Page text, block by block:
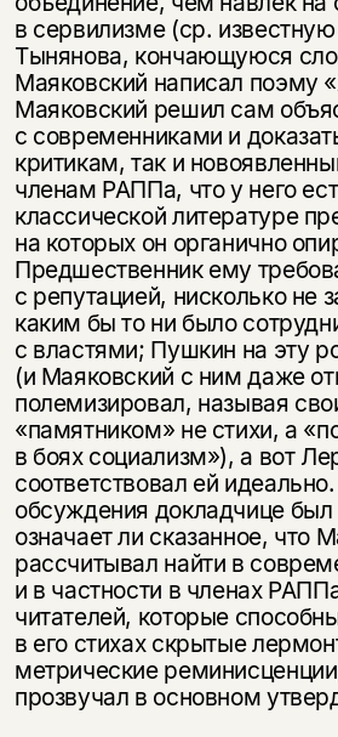
в сервилизме (ср.
Тынянова, кончающуюся
Маяковский написал поэму
Маяковский решил сам
с современниками и
критикам, так и
членам РАППа, что у него
классической литературе
на которых он органично
Предшественник ему
с репутацией, нисколько не
каким бы то ни было
с властями; Пушкин на эту
(и Маяковский с ним даже
полемизировал, называя
«памятником» не стихи, а
в боях социализм»), а вот
соответствовал ей
обсуждения докладчице был
означает ли сказанное, что
рассчитывал найти в
и в частности в членах
читателей, которые
в его стихах скрытые
метрические
прозвучал в основном